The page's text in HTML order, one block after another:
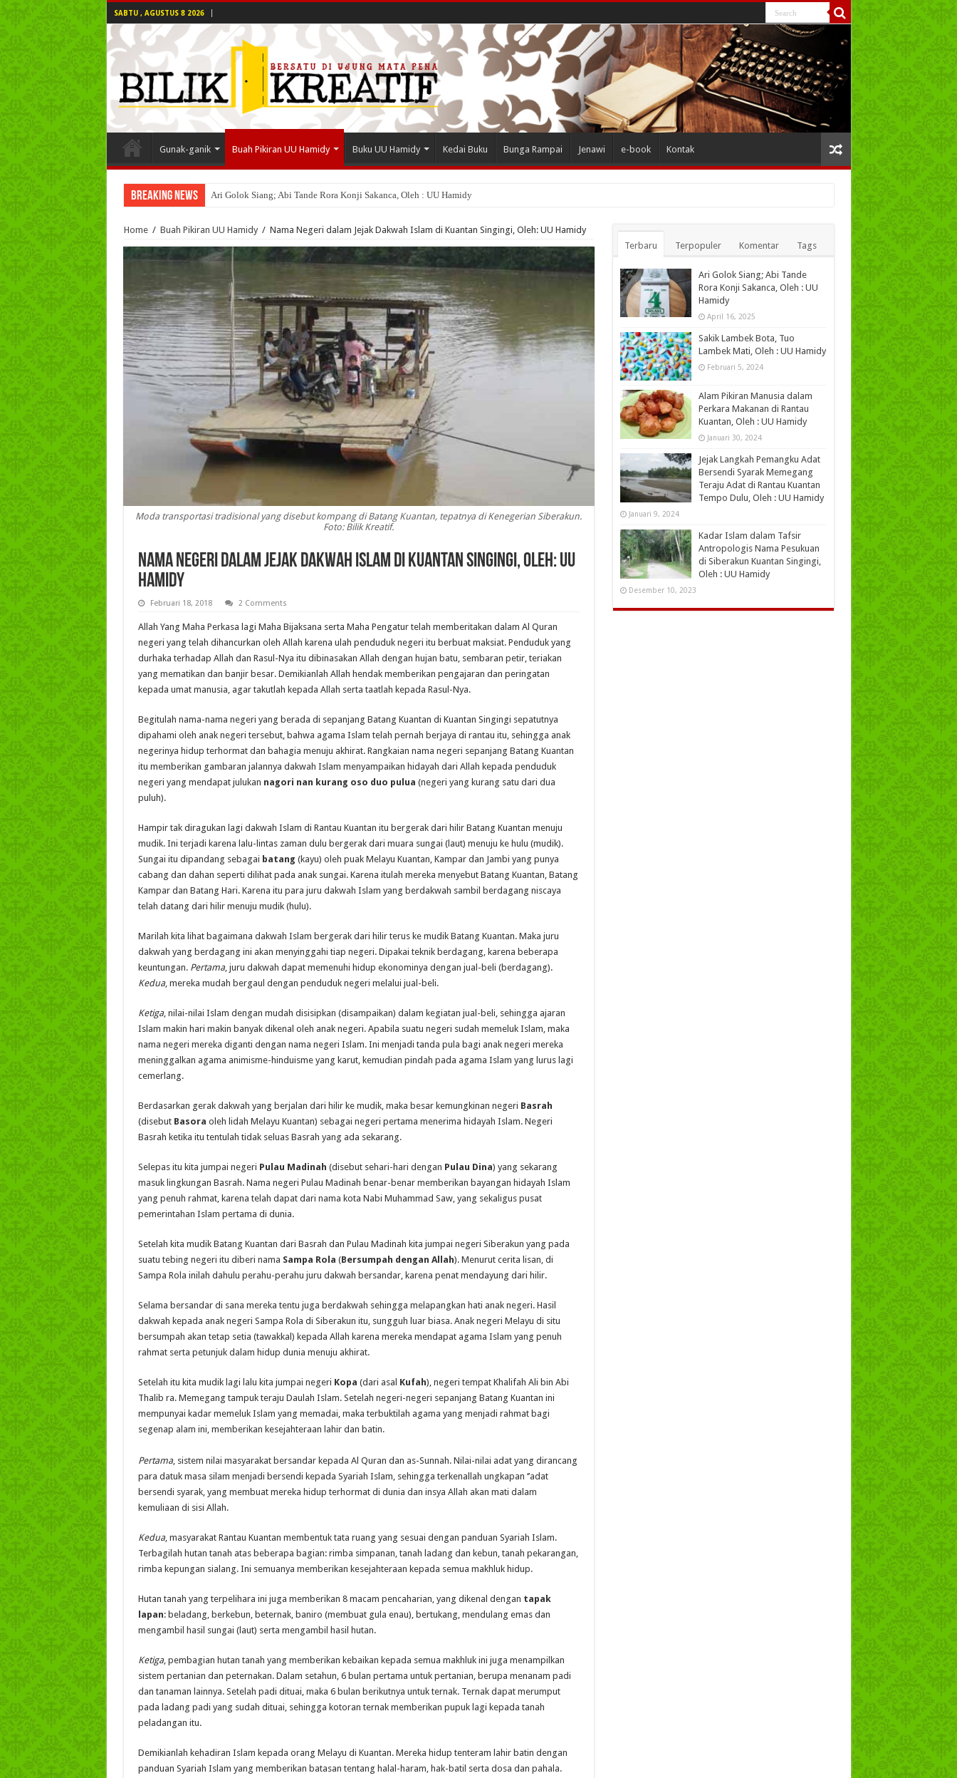
SABTU , AGUSTUS 8 2026
Gunak-ganik Buah Pikiran UU Hamidy Buku UU Hamidy Kedai Buku Bunga Rampai Jenawi e-book Kontak
Breaking News Ari Golok Siang; Abi Tande Rora Konji Sakanca, Oleh : UU Hamidy
Home / Buah Pikiran UU Hamidy / Nama Negeri dalam Jejak Dakwah Islam di Kuantan Singingi, Oleh: UU Hamidy
Moda transportasi tradisional yang disebut kompang di Batang Kuantan, tepatnya di Kenegerian Siberakun.
Foto: Bilik Kreatif.
Nama Negeri dalam Jejak Dakwah Islam di Kuantan Singingi, Oleh: UU
Hamidy
Februari 18, 2018 2 Comments
Allah Yang Maha Perkasa lagi Maha Bijaksana serta Maha Pengatur telah memberitakan dalam Al Quran
negeri yang telah dihancurkan oleh Allah karena ulah penduduk negeri itu berbuat maksiat. Penduduk yang
durhaka terhadap Allah dan Rasul-Nya itu dibinasakan Allah dengan hujan batu, sembaran petir, teriakan
yang mematikan dan banjir besar. Demikianlah Allah hendak memberikan pengajaran dan peringatan
kepada umat manusia, agar takutlah kepada Allah serta taatlah kepada Rasul-Nya.
Begitulah nama-nama negeri yang berada di sepanjang Batang Kuantan di Kuantan Singingi sepatutnya
dipahami oleh anak negeri tersebut, bahwa agama Islam telah pernah berjaya di rantau itu, sehingga anak
negerinya hidup terhormat dan bahagia menuju akhirat. Rangkaian nama negeri sepanjang Batang Kuantan
itu memberikan gambaran jalannya dakwah Islam menyampaikan hidayah dari Allah kepada penduduk
negeri yang mendapat julukan nagori nan kurang oso duo pulua (negeri yang kurang satu dari dua
puluh).
Hampir tak diragukan lagi dakwah Islam di Rantau Kuantan itu bergerak dari hilir Batang Kuantan menuju
mudik. Ini terjadi karena lalu-lintas zaman dulu bergerak dari muara sungai (laut) menuju ke hulu (mudik).
Sungai itu dipandang sebagai batang (kayu) oleh puak Melayu Kuantan, Kampar dan Jambi yang punya
cabang dan dahan seperti dilihat pada anak sungai. Karena itulah mereka menyebut Batang Kuantan, Batang
Kampar dan Batang Hari. Karena itu para juru dakwah Islam yang berdakwah sambil berdagang niscaya
telah datang dari hilir menuju mudik (hulu).
Marilah kita lihat bagaimana dakwah Islam bergerak dari hilir terus ke mudik Batang Kuantan. Maka juru
dakwah yang berdagang ini akan menyinggahi tiap negeri. Dipakai teknik berdagang, karena beberapa
keuntungan. Pertama, juru dakwah dapat memenuhi hidup ekonominya dengan jual-beli (berdagang).
Kedua, mereka mudah bergaul dengan penduduk negeri melalui jual-beli.
Ketiga, nilai-nilai Islam dengan mudah disisipkan (disampaikan) dalam kegiatan jual-beli, sehingga ajaran
Islam makin hari makin banyak dikenal oleh anak negeri. Apabila suatu negeri sudah memeluk Islam, maka
nama negeri mereka diganti dengan nama negeri Islam. Ini menjadi tanda pula bagi anak negeri mereka
meninggalkan agama animisme-hinduisme yang karut, kemudian pindah pada agama Islam yang lurus lagi
cemerlang.
Berdasarkan gerak dakwah yang berjalan dari hilir ke mudik, maka besar kemungkinan negeri Basrah
(disebut Basora oleh lidah Melayu Kuantan) sebagai negeri pertama menerima hidayah Islam. Negeri
Basrah ketika itu tentulah tidak seluas Basrah yang ada sekarang.
Selepas itu kita jumpai negeri Pulau Madinah (disebut sehari-hari dengan Pulau Dina) yang sekarang
masuk lingkungan Basrah. Nama negeri Pulau Madinah benar-benar memberikan bayangan hidayah Islam
yang penuh rahmat, karena telah dapat dari nama kota Nabi Muhammad Saw, yang sekaligus pusat
pemerintahan Islam pertama di dunia.
Setelah kita mudik Batang Kuantan dari Basrah dan Pulau Madinah kita jumpai negeri Siberakun yang pada
suatu tebing negeri itu diberi nama Sampa Rola (Bersumpah dengan Allah). Menurut cerita lisan, di
Sampa Rola inilah dahulu perahu-perahu juru dakwah bersandar, karena penat mendayung dari hilir.
Selama bersandar di sana mereka tentu juga berdakwah sehingga melapangkan hati anak negeri. Hasil
dakwah kepada anak negeri Sampa Rola di Siberakun itu, sungguh luar biasa. Anak negeri Melayu di situ
bersumpah akan tetap setia (tawakkal) kepada Allah karena mereka mendapat agama Islam yang penuh
rahmat serta petunjuk dalam hidup dunia menuju akhirat.
Setelah itu kita mudik lagi lalu kita jumpai negeri Kopa (dari asal Kufah), negeri tempat Khalifah Ali bin Abi
Thalib ra. Memegang tampuk teraju Daulah Islam. Setelah negeri-negeri sepanjang Batang Kuantan ini
mempunyai kadar memeluk Islam yang memadai, maka terbuktilah agama yang menjadi rahmat bagi
segenap alam ini, memberikan kesejahteraan lahir dan batin.
Pertama, sistem nilai masyarakat bersandar kepada Al Quran dan as-Sunnah. Nilai-nilai adat yang dirancang
para datuk masa silam menjadi bersendi kepada Syariah Islam, sehingga terkenallah ungkapan ‘’adat
bersendi syarak, yang membuat mereka hidup terhormat di dunia dan insya Allah akan mati dalam
kemuliaan di sisi Allah.
Kedua, masyarakat Rantau Kuantan membentuk tata ruang yang sesuai dengan panduan Syariah Islam.
Terbagilah hutan tanah atas beberapa bagian: rimba simpanan, tanah ladang dan kebun, tanah pekarangan,
rimba kepungan sialang. Ini semuanya memberikan kesejahteraan kepada semua makhluk hidup.
Hutan tanah yang terpelihara ini juga memberikan 8 macam pencaharian, yang dikenal dengan tapak
lapan: beladang, berkebun, beternak, baniro (membuat gula enau), bertukang, mendulang emas dan
mengambil hasil sungai (laut) serta mengambil hasil hutan.
Ketiga, pembagian hutan tanah yang memberikan kebaikan kepada semua makhluk ini juga menampilkan
sistem pertanian dan peternakan. Dalam setahun, 6 bulan pertama untuk pertanian, berupa menanam padi
dan tanaman lainnya. Setelah padi dituai, maka 6 bulan berikutnya untuk ternak. Ternak dapat merumput
pada ladang padi yang sudah dituai, sehingga kotoran ternak memberikan pupuk lagi kepada tanah
peladangan itu.
Demikianlah kehadiran Islam kepada orang Melayu di Kuantan. Mereka hidup tenteram lahir batin dengan
panduan Syariah Islam yang memberikan batasan tentang halal-haram, hak-batil serta dosa dan pahala.
Terbaru Terpopuler Komentar Tags
Ari Golok Siang; Abi Tande
Rora Konji Sakanca, Oleh : UU
Hamidy
April 16, 2025
Sakik Lambek Bota, Tuo
Lambek Mati, Oleh : UU Hamidy
Februari 5, 2024
Alam Pikiran Manusia dalam
Perkara Makanan di Rantau
Kuantan, Oleh : UU Hamidy
Januari 30, 2024
Jejak Langkah Pemangku Adat
Bersendi Syarak Memegang
Teraju Adat di Rantau Kuantan
Tempo Dulu, Oleh : UU Hamidy
Januari 9, 2024
Kadar Islam dalam Tafsir
Antropologis Nama Pesukuan
di Siberakun Kuantan Singingi,
Oleh : UU Hamidy
Desember 10, 2023